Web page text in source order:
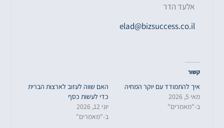
אלעד הדר
elad@bizsuccess.co.il
קשור
איך להתמודד עם יוקר המחיה
מאי 5, 2026
ב-"מאמרים"
האם שווה לעזוב לארצות הברית
כדי לעשות כסף
יוני 12, 2026
ב-"מאמרים"